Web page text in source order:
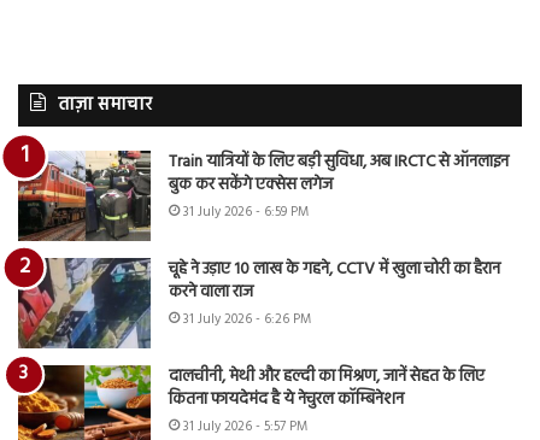
ताज़ा समाचार
Train यात्रियों के लिए बड़ी सुविधा, अब IRCTC से ऑनलाइन
बुक कर सकेंगे एक्सेस लगेज
31 July 2026 - 6:59 PM
चूहे ने उड़ाए 10 लाख के गहने, CCTV में खुला चोरी का हैरान
करने वाला राज
31 July 2026 - 6:26 PM
दालचीनी, मेथी और हल्दी का मिश्रण, जानें सेहत के लिए
कितना फायदेमंद है ये नेचुरल कॉम्बिनेशन
31 July 2026 - 5:57 PM